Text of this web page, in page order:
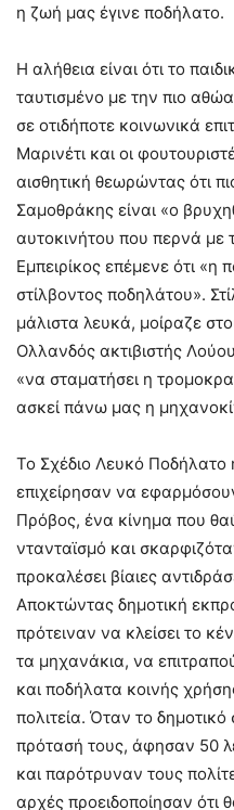
η ζωή μας έγινε ποδήλατο.
Η αλήθεια είναι ότι το
ταυτισμένο με την πιο
σε οτιδήποτε κοινωνικά
Μαρινέτι και οι
αισθητική θεωρώντας ότι
Σαμοθράκης είναι «ο
αυτοκινήτου που περνά με
Εμπειρίκος επέμενε ότι «η
στίλβοντος ποδηλάτου».
μάλιστα λευκά, μοίραζε
Ολλανδός ακτιβιστής
«να σταματήσει η
ασκεί πάνω μας η
Το Σχέδιο Λευκό Ποδήλατο
επιχείρησαν να
Πρόβος, ένα κίνημα που
ντανταϊσμό και
προκαλέσει βίαιες
Αποκτώντας δημοτική
πρότειναν να κλείσει το
τα μηχανάκια, να
και ποδήλατα κοινής
πολιτεία. Όταν το
πρότασή τους, άφησαν 50
και παρότρυναν τους
αρχές προειδοποίησαν ότι